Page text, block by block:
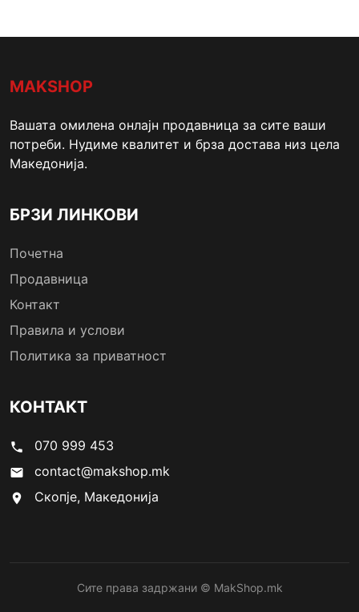
MAKSHOP
Вашата омилена онлајн продавница за сите ваши
потреби. Нудиме квалитет и брза достава низ цела
Македонија.
БРЗИ ЛИНКОВИ
Почетна
Продавница
Контакт
Правила и услови
Политика за приватност
КОНТАКТ
phone 070 999 453
email contact@makshop.mk
location_on Скопје, Македонија
Сите права задржани © MakShop.mk